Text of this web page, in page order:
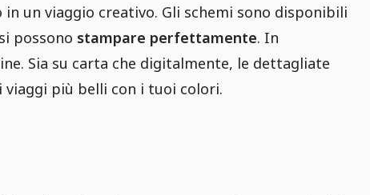
un viaggio creativo. Gli schemi sono disponibili
possono stampare perfettamente. In
Sia su carta che digitalmente, le dettagliate
viaggi più belli con i tuoi colori.